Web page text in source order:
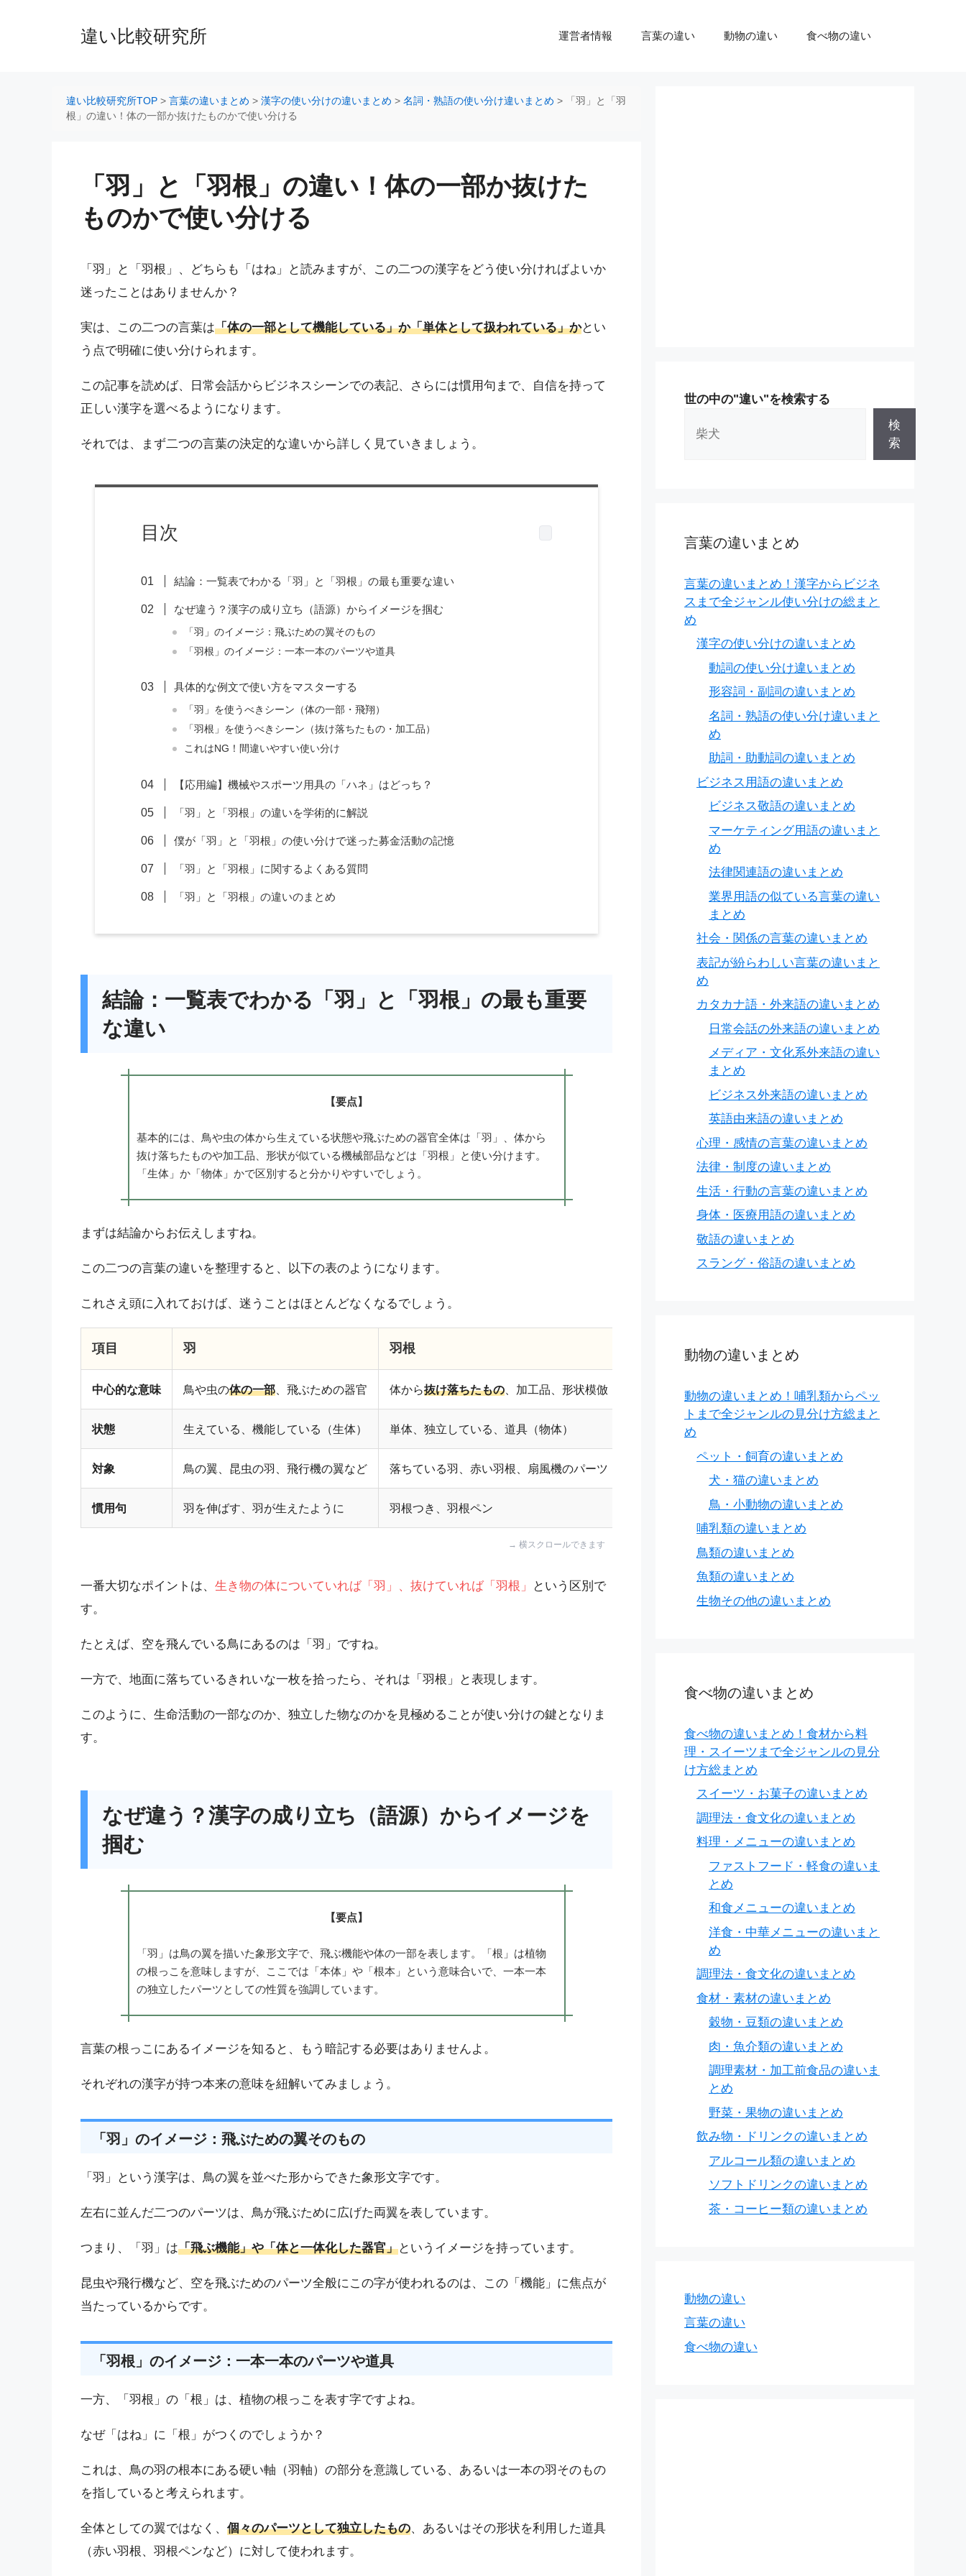
違い比較研究所 運営者情報 言葉の違い 動物の違い 食べ物の違い
違い比較研究所TOP > 言葉の違いまとめ > 漢字の使い分けの違いまとめ > 名詞・熟語の使い分け違いまとめ >
「羽」と「羽
根」の違い！体の一部か抜けたものかで使い分ける
「羽」と「羽根」の違い！体の一部か抜けた
ものかで使い分ける
「羽」と「羽根」、どちらも「はね」と読みますが、この二つの漢字をどう使い分ければよいか
迷ったことはありませんか？
実は、この二つの言葉は「体の一部として機能している」か「単体として扱われている」かとい
う点で明確に使い分けられます。
この記事を読めば、日常会話からビジネスシーンでの表記、さらには慣用句まで、自信を持って
正しい漢字を選べるようになります。
それでは、まず二つの言葉の決定的な違いから詳しく見ていきましょう。
目次
結論：一覧表でわかる「羽」と「羽根」の最も重要な違い
なぜ違う？漢字の成り立ち（語源）からイメージを掴む
「羽」のイメージ：飛ぶための翼そのもの
「羽根」のイメージ：一本一本のパーツや道具
具体的な例文で使い方をマスターする
「羽」を使うべきシーン（体の一部・飛翔）
「羽根」を使うべきシーン（抜け落ちたもの・加工品）
これはNG！間違いやすい使い分け
【応用編】機械やスポーツ用具の「ハネ」はどっち？
「羽」と「羽根」の違いを学術的に解説
僕が「羽」と「羽根」の使い分けで迷った募金活動の記憶
「羽」と「羽根」に関するよくある質問
「羽」と「羽根」の違いのまとめ
結論：一覧表でわかる「羽」と「羽根」の最も重要
な違い
【要点】
基本的には、鳥や虫の体から生えている状態や飛ぶための器官全体は「羽」、体から
抜け落ちたものや加工品、形状が似ている機械部品などは「羽根」と使い分けます。
「生体」か「物体」かで区別すると分かりやすいでしょう。
まずは結論からお伝えしますね。
この二つの言葉の違いを整理すると、以下の表のようになります。
これさえ頭に入れておけば、迷うことはほとんどなくなるでしょう。
項目 羽 羽根
中心的な意味 鳥や虫の体の一部 、飛ぶための器官 体から抜け落ちたもの 、加工品、形状模倣
状態 生えている、機能している（生体） 単体、独立している、道具（物体）
対象 鳥の翼、昆虫の羽、飛行機の翼など 落ちている羽、赤い羽根、扇風機のパーツ
慣用句 羽を伸ばす、羽が生えたように 羽根つき、羽根ペン
一番大切なポイントは、 生き物の体についていれば「羽」、抜けていれば「羽根」
という区別で
す。
たとえば、空を飛んでいる鳥にあるのは「羽」ですね。
一方で、地面に落ちているきれいな一枚を拾ったら、それは「羽根」と表現します。
このように、生命活動の一部なのか、独立した物なのかを見極めることが使い分けの鍵となりま
す。
なぜ違う？漢字の成り立ち（語源）からイメージを
掴む
【要点】
「羽」は鳥の翼を描いた象形文字で、飛ぶ機能や体の一部を表します。「根」は植物
の根っこを意味しますが、ここでは「本体」や「根本」という意味合いで、一本一本
の独立したパーツとしての性質を強調しています。
言葉の根っこにあるイメージを知ると、もう暗記する必要はありませんよ。
それぞれの漢字が持つ本来の意味を紐解いてみましょう。
「羽」のイメージ：飛ぶための翼そのもの
「羽」という漢字は、鳥の翼を並べた形からできた象形文字です。
左右に並んだ二つのパーツは、鳥が飛ぶために広げた両翼を表しています。
つまり、「羽」は「飛ぶ機能」や「体と一体化した器官」というイメージを持っています。
昆虫や飛行機など、空を飛ぶためのパーツ全般にこの字が使われるのは、この「機能」に焦点が
当たっているからです。
「羽根」のイメージ：一本一本のパーツや道具
一方、「羽根」の「根」は、植物の根っこを表す字ですよね。
なぜ「はね」に「根」がつくのでしょうか？
これは、鳥の羽の根本にある硬い軸（羽軸）の部分を意識している、あるいは一本の羽そのもの
を指していると考えられます。
全体としての翼ではなく、 個々のパーツとして独立したもの、あるいはその形状を利用した道具
（赤い羽根、羽根ペンなど）に対して使われます。
世の中の"違い"を検索する
検
索
言葉の違いまとめ
言葉の違いまとめ！漢字からビジネ
スまで全ジャンル使い分けの総まと
め
漢字の使い分けの違いまとめ
動詞の使い分け違いまとめ
形容詞・副詞の違いまとめ
名詞・熟語の使い分け違いまと
め
助詞・助動詞の違いまとめ
ビジネス用語の違いまとめ
ビジネス敬語の違いまとめ
マーケティング用語の違いまと
め
法律関連語の違いまとめ
業界用語の似ている言葉の違い
まとめ
社会・関係の言葉の違いまとめ
表記が紛らわしい言葉の違いまと
め
カタカナ語・外来語の違いまとめ
日常会話の外来語の違いまとめ
メディア・文化系外来語の違い
まとめ
ビジネス外来語の違いまとめ
英語由来語の違いまとめ
心理・感情の言葉の違いまとめ
法律・制度の違いまとめ
生活・行動の言葉の違いまとめ
身体・医療用語の違いまとめ
敬語の違いまとめ
スラング・俗語の違いまとめ
動物の違いまとめ
動物の違いまとめ！哺乳類からペッ
トまで全ジャンルの見分け方総まと
め
ペット・飼育の違いまとめ
犬・猫の違いまとめ
鳥・小動物の違いまとめ
哺乳類の違いまとめ
鳥類の違いまとめ
魚類の違いまとめ
生物その他の違いまとめ
食べ物の違いまとめ
食べ物の違いまとめ！食材から料
理・スイーツまで全ジャンルの見分
け方総まとめ
スイーツ・お菓子の違いまとめ
調理法・食文化の違いまとめ
料理・メニューの違いまとめ
ファストフード・軽食の違いま
とめ
和食メニューの違いまとめ
洋食・中華メニューの違いまと
め
調理法・食文化の違いまとめ
食材・素材の違いまとめ
穀物・豆類の違いまとめ
肉・魚介類の違いまとめ
調理素材・加工前食品の違いま
とめ
野菜・果物の違いまとめ
飲み物・ドリンクの違いまとめ
アルコール類の違いまとめ
ソフトドリンクの違いまとめ
茶・コーヒー類の違いまとめ
動物の違い
言葉の違い
食べ物の違い